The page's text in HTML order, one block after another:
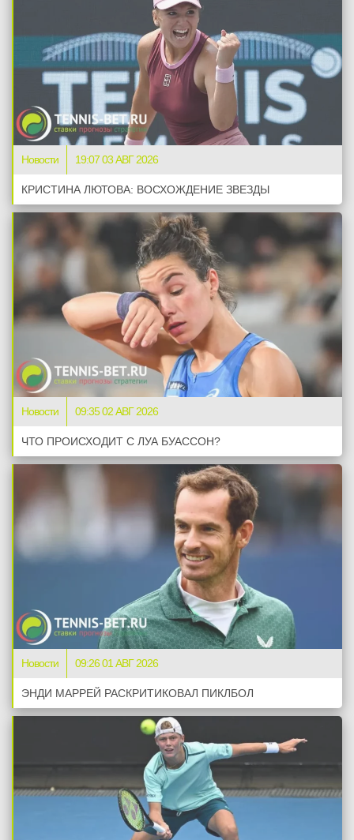
Новости 19:07 03 АВГ 2026
КРИСТИНА ЛЮТОВА: ВОСХОЖДЕНИЕ ЗВЕЗДЫ
Новости 09:35 02 АВГ 2026
ЧТО ПРОИСХОДИТ С ЛУА БУАССОН?
Новости 09:26 01 АВГ 2026
ЭНДИ МАРРЕЙ РАСКРИТИКОВАЛ ПИКЛБОЛ